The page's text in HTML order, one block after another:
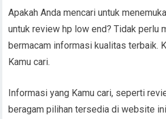
Apakah Anda mencari untuk
untuk review hp low end? Tidak perlu
bermacam informasi kualitas terbaik.
Kamu cari.
Informasi yang Kamu cari, seperti
beragam pilihan tersedia di website